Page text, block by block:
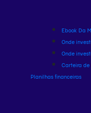
Ebook Da
Onde
Onde
Carteira de
Planilhas financeiras